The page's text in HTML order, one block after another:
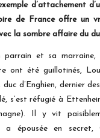
d’attachement
de France offre un
la sombre affaire du
parrain et sa
ont été guillotinés,
d’Enghien, dernier
s’est réfugié à
Il y vit
a épousée en secret,